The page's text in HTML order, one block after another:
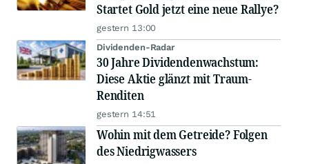
Startet Gold jetzt eine neue Rallye?
gestern 13:00
Dividenden-Radar
30 Jahre Dividendenwachstum:
Diese Aktie glänzt mit Traum-
Renditen
gestern 14:51
Wohin mit dem Getreide? Folgen
des Niedrigwassers